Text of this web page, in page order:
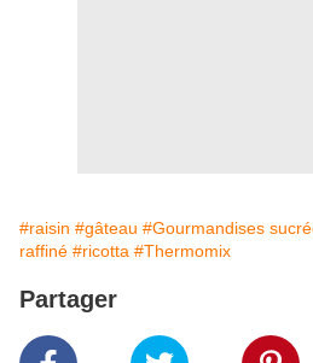
#raisin #gâteau #Gourmandises
raffiné #ricotta #Thermomix
Partager